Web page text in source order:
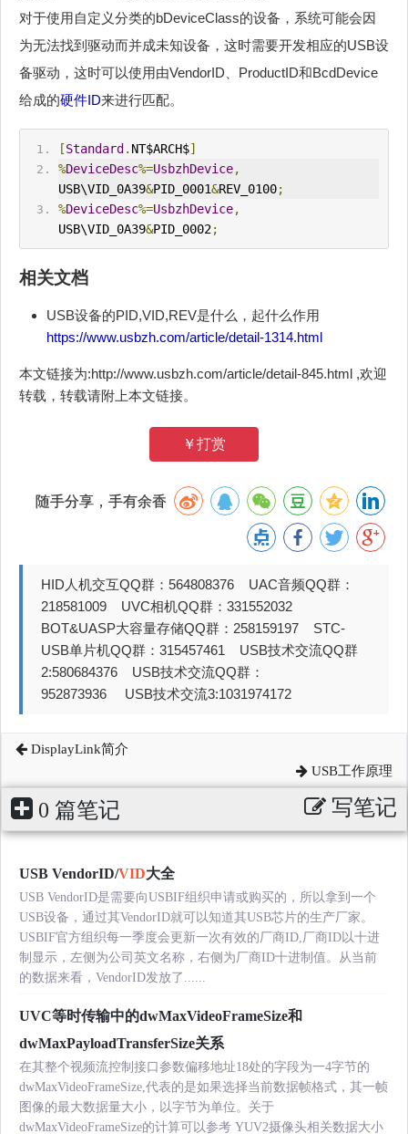
对于使用自定义分类的bDeviceClass的设备，系统可能会因
为无法找到驱动而并成未知设备，这时需要开发相应的USB设
备驱动，这时可以使用由VendorID、ProductID和BcdDevice
给成的硬件ID来进行匹配。
[Standard . NT$ARCH$]
%DeviceDesc%=UsbzhDevice,
USB\VID_0A39&PID_0001&REV_0100;
%DeviceDesc%=UsbzhDevice,
USB\VID_0A39&PID_0002;
相关文档
USB设备的PID,VID,REV是什么，起什么作用
https://www.usbzh.com/article/detail-1314.html
本文链接为:http://www.usbzh.com/article/detail-845.html ,欢迎
转载，转载请附上本文链接。
￥打赏
随手分享，手有余香
HID人机交互QQ群：564808376 UAC音频QQ群：
218581009 UVC相机QQ群：331552032
BOT&UASP大容量存储QQ群：258159197 STC-
USB单片机QQ群：315457461 USB技术交流QQ群
2:580684376 USB技术交流QQ群：
952873936 USB技术交流3:1031974172
DisplayLink简介
USB工作原理
0 篇笔记 写笔记
USB VendorID/VID大全
USB VendorID是需要向USBIF组织申请或购买的，所以拿到一个
USB设备，通过其VendorID就可以知道其USB芯片的生产厂家。
USBIF官方组织每一季度会更新一次有效的厂商ID,厂商ID以十进
制显示，左侧为公司英文名称，右侧为厂商ID十进制值。从当前
的数据来看，VendorID发放了......
UVC等时传输中的dwMaxVideoFrameSize和
dwMaxPayloadTransferSize关系
在其整个视频流控制接口参数偏移地址18处的字段为一4字节的
dwMaxVideoFrameSize,代表的是如果选择当前数据帧格式，其一帧
图像的最大数据量大小，以字节为单位。关于
dwMaxVideoFrameSize的计算可以参考 YUV2摄像头相关数据大小